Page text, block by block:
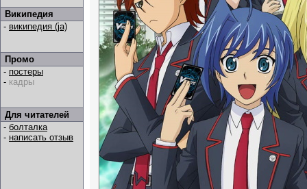
Википедия
- википедия (ja)
Промо
- постеры
- кадры
Для читателей
- болталка
- написать отзыв